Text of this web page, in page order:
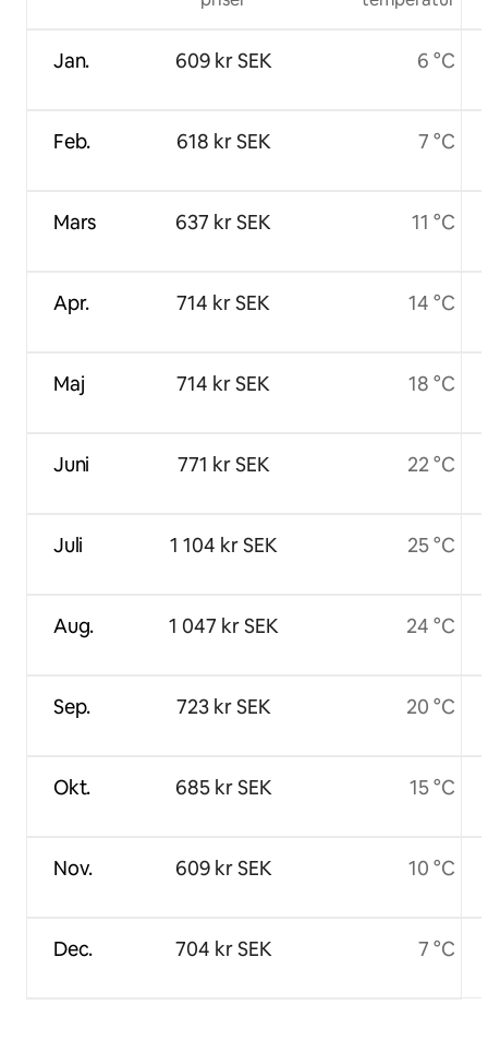
Jan.
Feb.
Mars
Apr.
Maj
Juni
Juli
Aug.
Sep.
Okt.
Nov.
Dec.
609 kr SEK
618 kr SEK
637 kr SEK
714 kr SEK
714 kr SEK
771 kr SEK
1 104 kr SEK
1 047 kr SEK
723 kr SEK
685 kr SEK
609 kr SEK
704 kr SEK
6 °C
7 °C
11 °C
14 °C
18 °C
22 °C
25 °C
24 °C
20 °C
15 °C
10 °C
7 °C